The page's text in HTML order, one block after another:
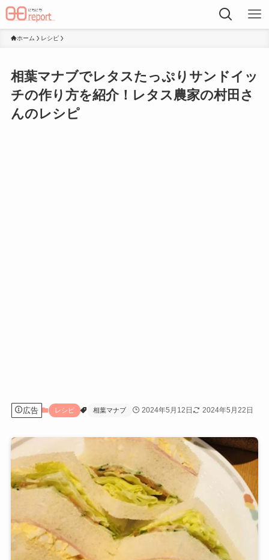
ホーム レシピ
相葉マナブでレタスたっぷりサンドイッ
チの作り方を紹介！レタス農家の村田さ
んのレシピ
広告 レシピ 相葉マナブ 2024年5月12日 2024年5月22日